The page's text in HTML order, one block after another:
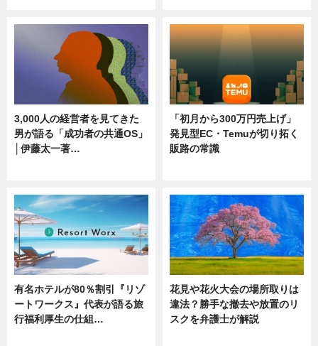
3,000人の経営者を見てきた
男が語る「成功者の共通OS」
│伊藤太一著…
「初月から300万円売上げ」
発見型EC・Temuが切り拓く
販路の常識
有名ホテルが80％割引『リゾ
ートワークス』代表が語る旅
行福利厚生の仕組…
花見や花火大会の場所取りは
違法？勝手な撤去や放置のリ
スクを弁護士が解説